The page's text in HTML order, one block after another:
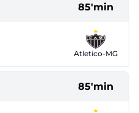
85'min
Atletico-MG
85'min